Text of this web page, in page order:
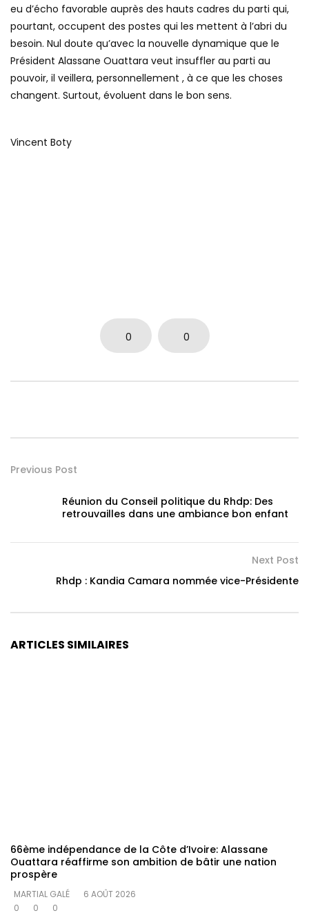
eu d’écho favorable auprès des hauts cadres du parti qui,
pourtant, occupent des postes qui les mettent à l’abri du
besoin. Nul doute qu’avec la nouvelle dynamique que le
Président Alassane Ouattara veut insuffler au parti au
pouvoir, il veillera, personnellement , à ce que les choses
changent. Surtout, évoluent dans le bon sens.
Vincent Boty
0 0
Previous Post
Réunion du Conseil politique du Rhdp: Des
retrouvailles dans une ambiance bon enfant
Next Post
Rhdp : Kandia Camara nommée vice-Présidente
ARTICLES SIMILAIRES
66ème indépendance de la Côte d’Ivoire: Alassane
Ouattara réaffirme son ambition de bâtir une nation
prospère
MARTIAL GALÉ
6 AOÛT 2026
0
0 0